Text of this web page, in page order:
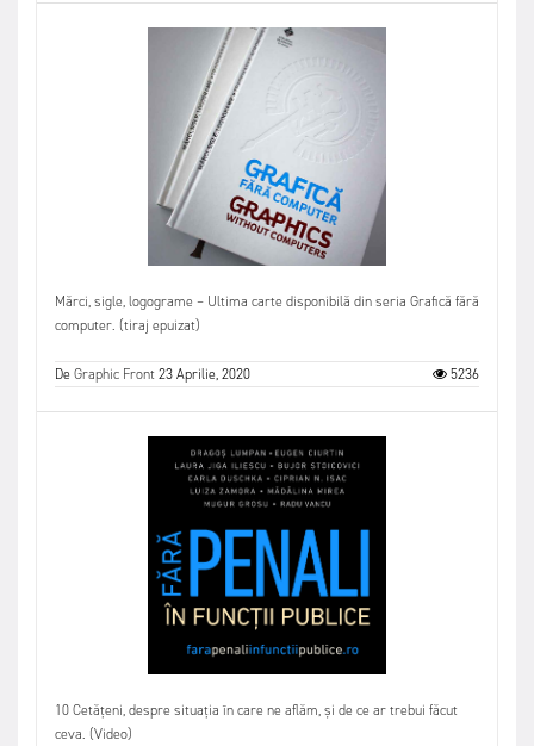
Mărci, sigle, logograme – Ultima carte disponibilă din seria Grafică fără
computer. (tiraj epuizat)
DeGraphic Front23 Aprilie, 2020 5236
10 Cetățeni, despre situația în care ne aflăm, și de ce ar trebui făcut
ceva. (Video)